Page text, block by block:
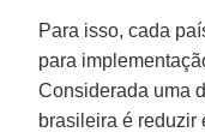
Para isso, cada
para
Considerada uma
brasileira é reduzir